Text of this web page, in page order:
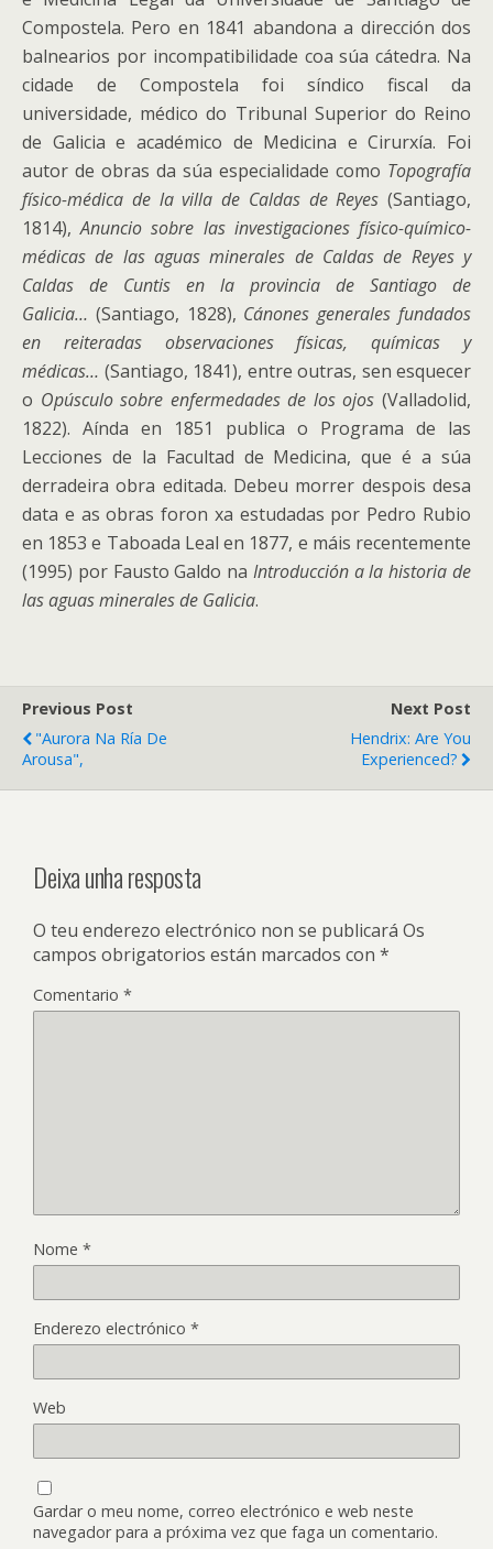
Compostela. Pero en 1841 abandona a dirección dos
balnearios por incompatibilidade coa súa cátedra. Na
cidade de Compostela foi síndico fiscal da
universidade, médico do Tribunal Superior do Reino
de Galicia e académico de Medicina e Cirurxía. Foi
autor de obras da súa especialidade como Topografía
físico-médica de la villa de Caldas de Reyes (Santiago,
1814),Anuncio sobre las investigaciones físico-químico-
médicas de las aguas minerales de Caldas de Reyes y
Caldas de Cuntis en la provincia de Santiago de
Galicia… (Santiago, 1828), Cánones generales fundados
en reiteradas observaciones físicas, químicas y
médicas… (Santiago, 1841), entre outras, sen esquecer
o Opúsculo sobre enfermedades de los ojos (Valladolid,
1822). Aínda en 1851 publica o Programa de las
Lecciones de la Facultad de Medicina, que é a súa
derradeira obra editada. Debeu morrer despois desa
data e as obras foron xa estudadas por Pedro Rubio
en 1853 e Taboada Leal en 1877, e máis recentemente
(1995) por Fausto Galdo na Introducción a la historia de
las aguas minerales de Galicia.
Previous Post
"Aurora Na Ría De
Arousa",
Next Post
Hendrix: Are You
Experienced?
Deixa unha resposta
O teu enderezo electrónico non se publicará Os
campos obrigatorios están marcados con *
Comentario *
Nome *
Enderezo electrónico *
Web
Gardar o meu nome, correo electrónico e web neste
navegador para a próxima vez que faga un comentario.